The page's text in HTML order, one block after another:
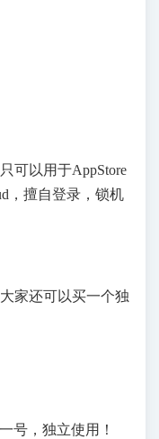
可以用于AppStore
，擅自登录，锁机
家还可以买一个独
号，独立使用！